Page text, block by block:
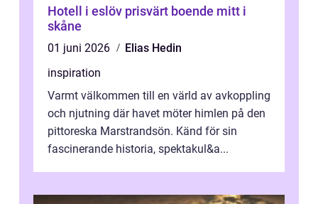
Hotell i eslöv prisvärt boende mitt i
skåne
01 juni 2026
Elias Hedin
inspiration
Varmt välkommen till en värld av avkoppling
och njutning där havet möter himlen på den
pittoreska Marstrandsön. Känd för sin
fascinerande historia, spektakul&a...